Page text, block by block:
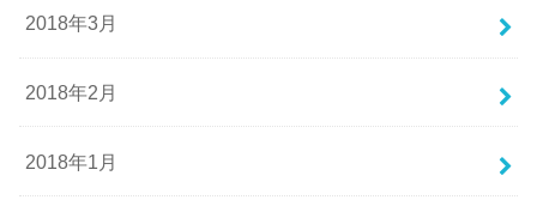
2018年3月
2018年2月
2018年1月